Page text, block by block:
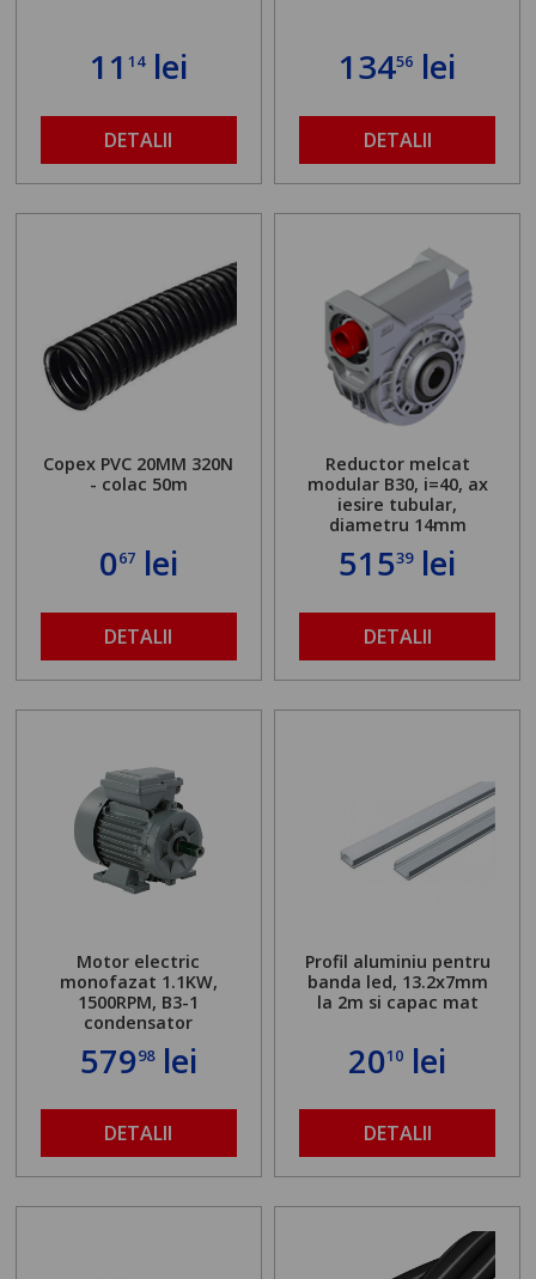
11 14lei
DETALII
13456 lei
DETALII
Copex PVC 20MM 320N
- colac 50m
067lei
DETALII
Reductor melcat
modular B30, i=40, ax
iesire tubular,
diametru 14mm
51539lei
DETALII
Motor electric
monofazat 1.1KW,
1500RPM, B3-1
condensator
57998lei
DETALII
Profil aluminiu pentru
banda led, 13.2x7mm
la 2m si capac mat
2010 lei
DETALII